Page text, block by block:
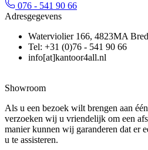
076 - 541 90 66
Adresgegevens
Waterviolier 166, 4823MA
Tel: +31 (0)76 - 541 90 66
info[at]kantoor4all.nl
Showroom
Als u een bezoek wilt brengen aan
verzoeken wij u vriendelijk om een
manier kunnen wij garanderen dat er
u te assisteren.